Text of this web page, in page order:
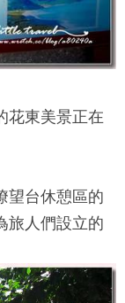
花東美景正在
望台休憩區的
旅人們設立的